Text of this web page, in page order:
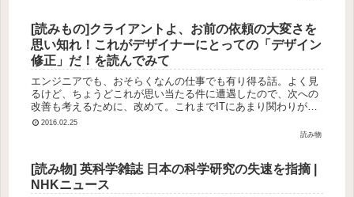
[読みもの]クライアントよ、お前の依頼の大変さを
思い知れ！これがデザイナーにとっての「デザイン
修正」だ！を読んでみて
エンジニアでも、おそらくなんの仕事でも有り得る話。よく見
るけど、ちょうどこれが思い当たる件に遭遇したので、次への
改善も考えるために、改めて。これまでITにあまり関わりがな
かった人とは前提の違いがあって当たり前なので、すり合わせ
2016.02.25
読み物
[読み物] 英科学雑誌 日本の科学研究の失速を指摘 |
NHKニュース